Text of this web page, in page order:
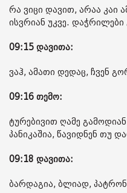
რა ვიცი დავით, არაა კაი
ისვრიან უკვე. დაჭრილები
09:15 დავითა:
ვაჰ, ამათი დედაც, ჩვენ
09:16 თემო:
ტურებივით ღამე
პანიკაშია, წავიდნენ თუ
09:18 დავითა:
ბარდაგია, ბლიად,